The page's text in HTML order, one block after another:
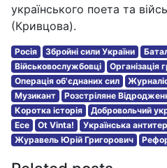
українського поета та
(Кривцова).
Росія Збройні сили України
Військовослужбовці
Організація
Операція об'єднаних сил
Музикант
Розстріляне
Коротка історія
Добровольчий
Есе
Ot Vinta!
Українська
Журавель Юрій Григорович